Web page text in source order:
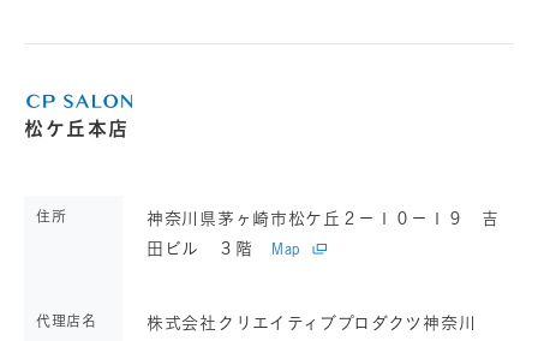
松ケ丘本店
住所
神奈川県茅ヶ崎市松ケ丘２－１０－１９ 吉
田ビル ３階
Map
代理店名 株式会社クリエイティブプロダクツ神奈川